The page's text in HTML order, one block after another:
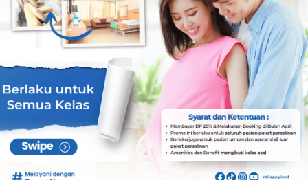
HAPPY LAND HOSPITAL TV